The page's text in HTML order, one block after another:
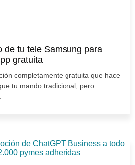
de tu tele Samsung para
gratuita
completamente gratuita que hace
tu mando tradicional, pero